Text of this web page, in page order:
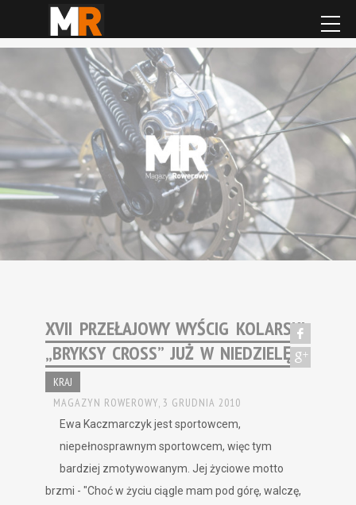
XVII PRZEŁAJOWY WYŚCIG KOLARSKI
„BRYKSY CROSS” JUŻ W NIEDZIELĘ!
KRAJ
MAGAZYN ROWEROWY, 3 GRUDNIA 2010
Ewa Kaczmarczyk jest sportowcem,
niepełnosprawnym sportowcem, więc tym
bardziej zmotywowanym. Jej życiowe motto
brzmi - "Choć w życiu ciągle mam pod górę, walczę,